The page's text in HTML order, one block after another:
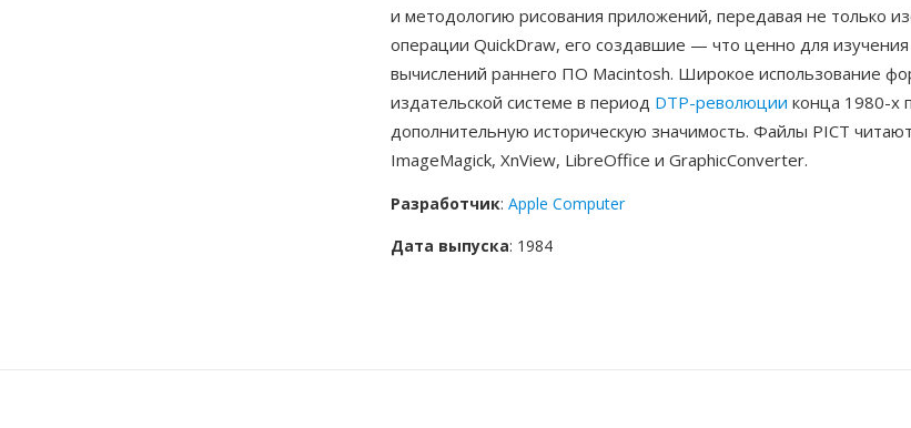
и методологию рисования приложений, передавая не только
операции QuickDraw, его создавшие — что ценно для
вычислений раннего ПО Macintosh. Широкое использование
издательской системе в период DTP-революции конца 1980-х
дополнительную историческую значимость. Файлы PICT
ImageMagick, XnView, LibreOffice и GraphicConverter.
Разработчик: Apple Computer
Дата выпуска: 1984